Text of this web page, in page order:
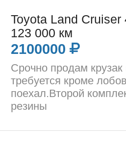
Toyota Land Cruiser
123 000 км
2100000
Срочно продам
требуется кроме
поехал.Второй
резины